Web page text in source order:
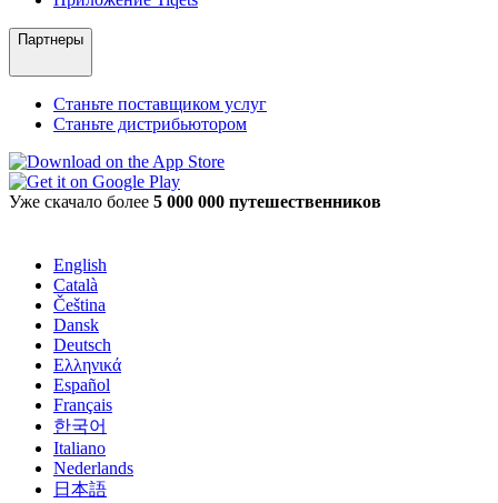
Партнеры
Станьте поставщиком услуг
Станьте дистрибьютором
Уже скачало более 5 000 000 путешественников
English
Català
Čeština
Dansk
Deutsch
Ελληνικά
Español
Français
한국어
Italiano
Nederlands
日本語